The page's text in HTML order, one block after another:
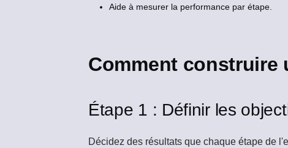
Aide à mesurer la performance par étape.
Comment construire
Étape 1 : Définir les
Décidez des résultats que chaque étape de